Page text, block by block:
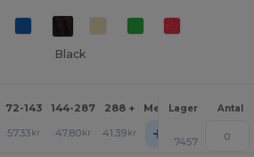
Black
72-143 144-287 288 + MereLager Antal
57.33 kr 47.80 kr 41.39 kr + 7457